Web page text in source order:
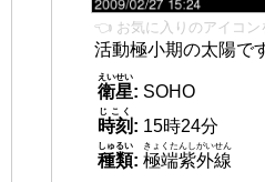
👈 お気に入りのアイコン
活動極小期の太陽で
衛星
えいせい
: SOHO
時刻
じこく
: 15時24分
種類
しゅるい
: 極端紫外線
きょくたんしがいせん